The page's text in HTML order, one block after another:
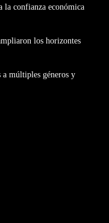
la confianza económica
los horizontes
a múltiples géneros y